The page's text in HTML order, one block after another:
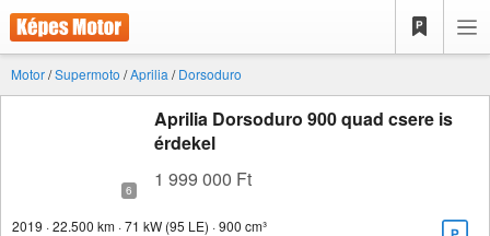
Motor/Supermoto /Aprilia /Dorsoduro
Aprilia Dorsoduro 900 quad csere is
érdekel
1 999 000 Ft
2019 · 22.500 km · 71 kW (95 LE) · 900 cm³